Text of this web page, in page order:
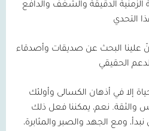
الزمنية الدقيقة والشغف والدافع
التحدي
علينا البحث عن صديقات وأصدقاء
الحقيقي
إلا في أذهان الكسالى وأولئك
والثقة. نعم، يمكننا فعل ذلك
ومع الجهد والصبر والمثابرة،